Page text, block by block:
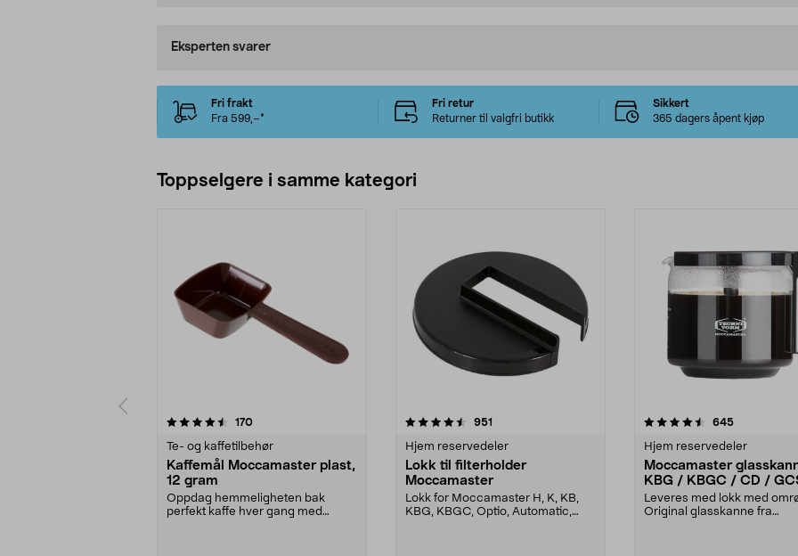
Eksperten svarer
Fri frakt
Fra 599,–*
Fri retur
Returner til valgfri butikk
Sikkert
365 dagers åpent kjøp
Toppselgere i samme kategori
170anmeldelser
Te- og kaffetilbehør
Kaffemål Moccamaster plast,
12 gram
Oppdag hemmeligheten bak
perfekt kaffe hver gang med
4.5 av 5 stjerner 951
Hjem reservedeler
Lokk til filterholder
Moccamaster
Lokk for Moccamaster H, K, KB,
KBG, KBGC, Optio, Automatic,
4.5 av 5 stjerner 645anmeldelser
Hjem reservedeler
Moccamaster
KBG / KBGC / CD /
1,25 liter
Leveres med lokk med
Original glasskanne fra
4.5 av 5 stjerner